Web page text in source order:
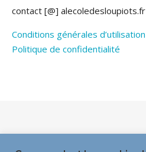
contact [@] alecoledesloupiots.fr
Conditions générales d’utilisation
Politique de confidentialité